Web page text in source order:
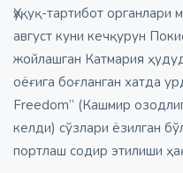
Ҳуқуқ-тартибот
август куни кечқурун
жойлашган Катмария
оёғига боғланган хатда
Freedom” (Кашмир
келди) сўзлари ёзилган
портлаш содир этилиши